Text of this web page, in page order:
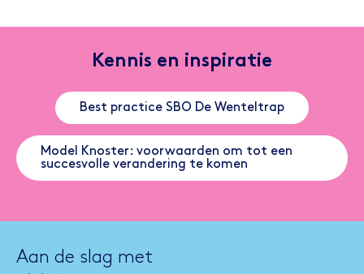
Kennis en inspiratie
Best practice SBO De Wenteltrap
Model Knoster: voorwaarden om tot een
succesvolle verandering te komen
Aan de slag met